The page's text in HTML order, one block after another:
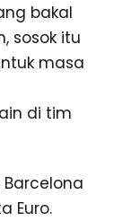
bakal
sosok itu
masa
di tim
Euro.